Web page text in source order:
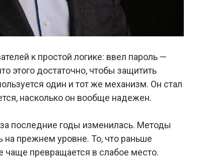
к простой логике: ввел пароль —
этого достаточно, чтобы защитить
один и тот же механизм. Он стал
насколько он вообще надежен.
последние годы изменилась. Методы
прежнем уровне. То, что раньше
чаще превращается в слабое место.